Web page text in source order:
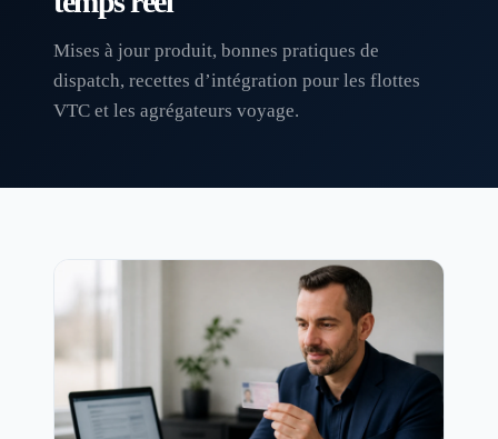
Mises à jour produit, bonnes pratiques de
dispatch, recettes d’intégration pour les flottes
VTC et les agrégateurs voyage.